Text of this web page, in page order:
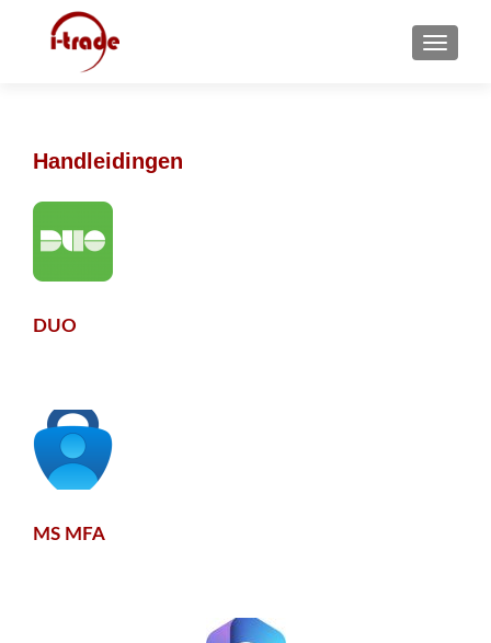
MENU
Handleidingen
DUO
MS MFA